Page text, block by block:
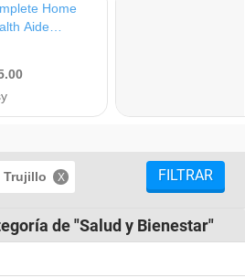
Trujillo FILTRAR
de "Salud y Bienestar"